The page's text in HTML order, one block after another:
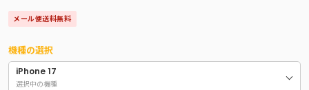
価
格
メール便送料無料
機種の選択
iPhone 17
選択中の機種